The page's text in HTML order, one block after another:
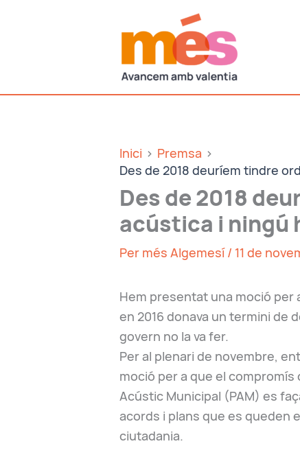
Inici
Premsa
Des de 2018 deuríem tindre
Des de 2018
acústica i ningú
Per més Algemesí/ 11 de
Hem presentat una moció per
en 2016 donava un termini de
govern no la va fer.
Per al plenari de novembre,
moció per a que el compromís
Acústic Municipal (PAM) es
acords i plans que es queden
ciutadania.